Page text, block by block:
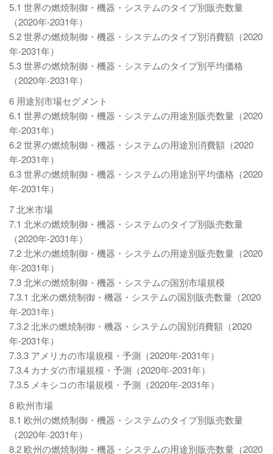
5.1 世界の燃焼制御・機器・システムのタイプ別販売数量
（2020年-2031年）
5.2 世界の燃焼制御・機器・システムのタイプ別消費額（2020
年-2031年）
5.3 世界の燃焼制御・機器・システムのタイプ別平均価格
（2020年-2031年）
6 用途別市場セグメント
6.1 世界の燃焼制御・機器・システムの用途別販売数量（2020
年-2031年）
6.2 世界の燃焼制御・機器・システムの用途別消費額（2020
年-2031年）
6.3 世界の燃焼制御・機器・システムの用途別平均価格（2020
年-2031年）
7 北米市場
7.1 北米の燃焼制御・機器・システムのタイプ別販売数量
（2020年-2031年）
7.2 北米の燃焼制御・機器・システムの用途別販売数量（2020
年-2031年）
7.3 北米の燃焼制御・機器・システムの国別市場規模
7.3.1 北米の燃焼制御・機器・システムの国別販売数量（2020
年-2031年）
7.3.2 北米の燃焼制御・機器・システムの国別消費額（2020
年-2031年）
7.3.3 アメリカの市場規模・予測（2020年-2031年）
7.3.4 カナダの市場規模・予測（2020年-2031年）
7.3.5 メキシコの市場規模・予測（2020年-2031年）
8 欧州市場
8.1 欧州の燃焼制御・機器・システムのタイプ別販売数量
（2020年-2031年）
8.2 欧州の燃焼制御・機器・システムの用途別販売数量（2020